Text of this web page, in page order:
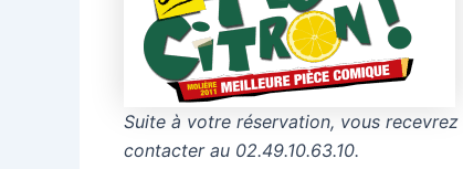
Suite à votre réservation, vous
contacter au 02.49.10.63.10.